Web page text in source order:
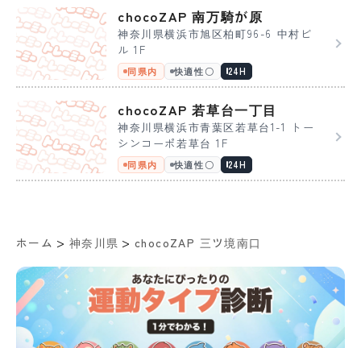
chocoZAP 南万騎が原
神奈川県横浜市旭区柏町96-6 中村ビ
ル 1F
同県内 快適性〇 24H
chocoZAP 若草台一丁目
神奈川県横浜市青葉区若草台1-1 トー
シンコーポ若草台 1F
同県内 快適性〇 24H
ホーム > 神奈川県 > chocoZAP 三ツ境南口